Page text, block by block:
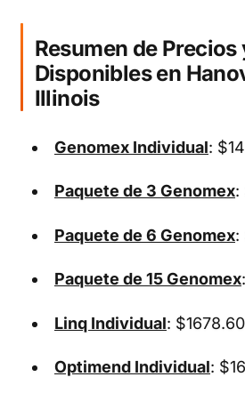
Resumen de Precios
Disponibles en
Illinois
Genomex Individual:
Paquete de 3 Genomex:
Paquete de 6 Genomex:
Paquete de 15 Genomex
Linq Individual:
Optimend Individual: